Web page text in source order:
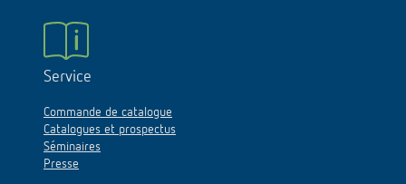
Service
Commande de catalogue
Catalogues et prospectus
Séminaires
Presse